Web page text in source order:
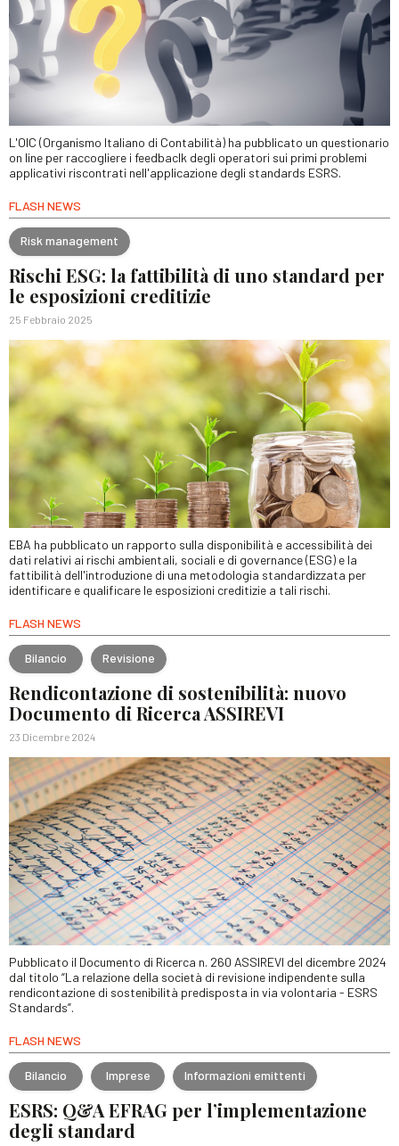
L'OIC (Organismo Italiano di Contabilità) ha pubblicato un questionario
on line per raccogliere i feedbaclk degli operatori sui primi problemi
applicativi riscontrati nell'applicazione degli standards ESRS.
FLASH NEWS
Risk management
Rischi ESG: la fattibilità di uno standard per
le esposizioni creditizie
25 Febbraio 2025
EBA ha pubblicato un rapporto sulla disponibilità e accessibilità dei
dati relativi ai rischi ambientali, sociali e di governance (ESG) e la
fattibilità dell'introduzione di una metodologia standardizzata per
identificare e qualificare le esposizioni creditizie a tali rischi.
FLASH NEWS
Bilancio Revisione
Rendicontazione di sostenibilità: nuovo
Documento di Ricerca ASSIREVI
23 Dicembre 2024
Pubblicato il Documento di Ricerca n. 260 ASSIREVI del dicembre 2024
dal titolo “La relazione della società di revisione indipendente sulla
rendicontazione di sostenibilità predisposta in via volontaria - ESRS
Standards”.
FLASH NEWS
Bilancio Imprese Informazioni emittenti
ESRS: Q&A EFRAG per l’implementazione
degli standard